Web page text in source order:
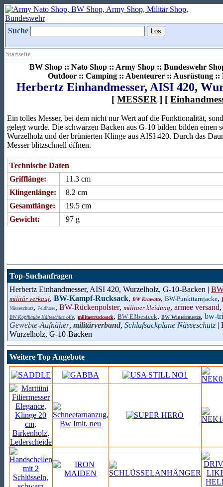
Suche
Startseite
BW Shop :: Nato Shop :: Army Shop :: Bundeswehr
Outdoor :: Camping :: Abenteurer :: Ausrüstung ::
Herbertz Einhandmesser, AISI 420,
[MESSER ] [
Ein tolles Messer, bei dem nicht nur Wert auf die Funktionalität,
gelegt wurde. Die schwarzen Backen aus G-10 bilden bilden einen
Wurzelholz und der brünierten Klinge aus AISI 420. Durch das
Messer blitzschnell öffnen.
Technische Daten
Grifflänge:
11.3 cm
Klingenlänge:
8.2 cm
Gesamtlänge:
19.5 cm
Gewicht:
97 g
Top-Suchanfragen
Herbertz Einhandmesser, AISI 420, Wurzelholz, G-10-Backen |
militär verkauf, BW-Kampf-Rucksack, BW Krawatte, BW-Punkttarnjacke,
Nässeschutz, Feldhose, BW-Rückenpolster, militaer kleidung, armee versand,
BW Kopfhaube Kälteschutz oliv, militaerrucksack, BW-Eßbesteck, BW Wintermuetze, bw-
Gewebte-Aufnäher, militärverband, Schlafsackplane Nässeschutz |
Wurzelholz, G-10-Backen
Weitere Top Angebote